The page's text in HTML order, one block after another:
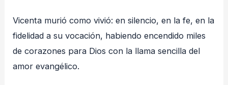
Vicenta murió como vivió: en silencio, en la fe, en la
fidelidad a su vocación, habiendo encendido miles
de corazones para Dios con la llama sencilla del
amor evangélico.